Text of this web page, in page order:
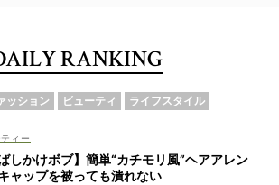
RANKING
ッション ビューティ ライフスタイル
ィー
ばしかけボブ】簡単“カチモリ風”ヘアアレン
ャップを被っても潰れない